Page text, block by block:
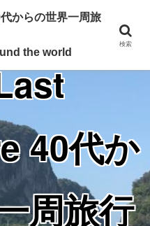
from my 40's
40代か
周旅行
からの世界一周旅
the world
検索